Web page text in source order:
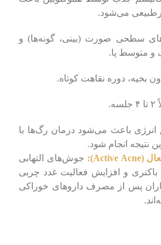
می‌شود.
سطحی صورت (بینی، گونه‌ها) و
و متوسط پا.
بخیه، دوره نقاهت کوتاه.
انرژی باعث می‌شود درمان رگ‌ها با
نتیجه انجام شود.
جوش‌های التهابی
و افزایش فعالیت غدد چربی
پس از مصرف داروهای خوراکی